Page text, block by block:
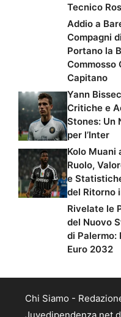
Tecnico
Addio a
Compagni
Portano la
Commosso
Capitano
Yann
Critiche e
Stones: Un
per l’Inter
Kolo Muani
Ruolo,
e
del Ritorno
Rivelate le
del Nuovo
di Palermo:
Euro 2032
Chi Siamo -